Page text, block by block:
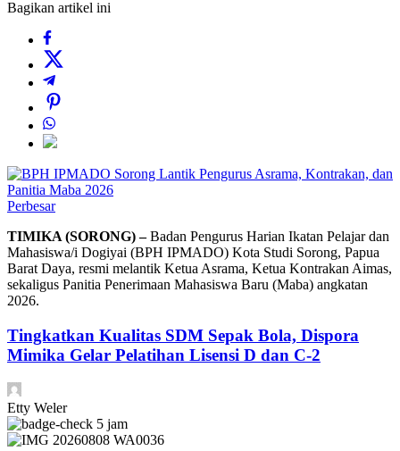
Bagikan artikel ini
Perbesar
TIMIKA (SORONG) –Badan Pengurus Harian Ikatan Pelajar dan
Mahasiswa/i Dogiyai (BPH IPMADO) Kota Studi Sorong, Papua
Barat Daya, resmi melantik Ketua Asrama, Ketua Kontrakan Aimas,
sekaligus Panitia Penerimaan Mahasiswa Baru (Maba) angkatan
2026.
Tingkatkan Kualitas SDM Sepak Bola, Dispora
Mimika Gelar Pelatihan Lisensi D dan C-2
Etty Weler
5 jam